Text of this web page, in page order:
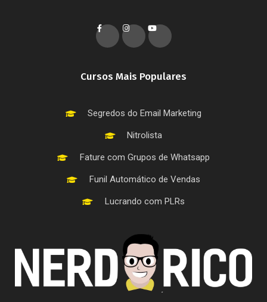
Cursos Mais Populares
Segredos do Email Marketing
Nitrolista
Fature com Grupos de Whatsapp
Funil Automático de Vendas
Lucrando com PLRs